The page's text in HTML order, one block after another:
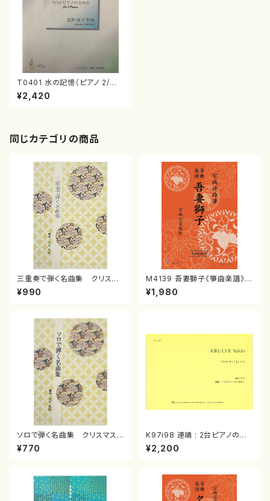
T0401 水の記憶（ピアノ 2/武
野晴子/楽譜）
¥2,420
同じカテゴリの商品
三重奏で弾く名曲集 クリスマ
スメドレー( 箏2/大平光美 編
曲/楽譜）
¥990
M4139 吾妻獅子《箏曲楽譜》
（箏/宮城道雄著・宮城宗家監修/
箏曲古典楽譜）
¥1,980
ソロで弾く名曲集 クリスマス・
イブ／恋人がサンタクロース(
箏独奏 /大平光美 編曲/楽
¥770
K97i98 連禱 : 2台ピアノのた
めの（2 Pianos / 菊池 幸夫 /
楽譜）
¥2,200